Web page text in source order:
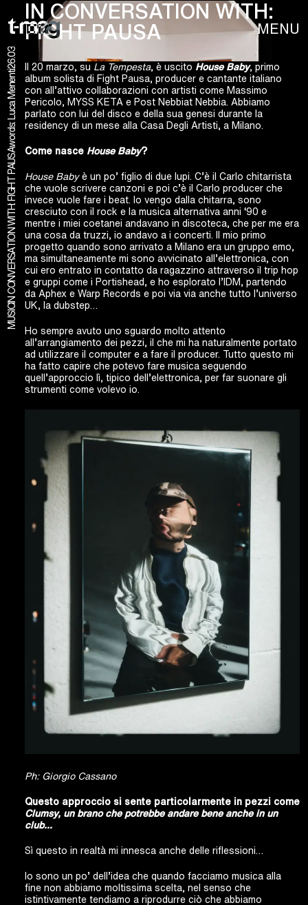
MENU
MUSIC
IN CONVERSATION WITH: FIGHT PAUSA
words: Luca Menenti
26.03
IN CONVERSATION WITH:
FIGHT PAUSA
Il 20 marzo, su La Tempesta, è uscito House Baby, primo
album solista di Fight Pausa, producer e cantante italiano
con all’attivo collaborazioni con artisti come Massimo
Pericolo, MYSS KETA e Post Nebbiat Nebbia. Abbiamo
parlato con lui del disco e della sua genesi durante la
residency di un mese alla Casa Degli Artisti, a Milano.
Come nasce House Baby?
House Babyè un po’ figlio di due lupi. C’è il Carlo chitarrista
che vuole scrivere canzoni e poi c’è il Carlo producer che
invece vuole fare i beat. Io vengo dalla chitarra, sono
cresciuto con il rock e la musica alternativa anni ‘90 e
mentre i miei coetanei andavano in discoteca, che per me era
una cosa da truzzi, io andavo a i concerti. Il mio primo
progetto quando sono arrivato a Milano era un gruppo emo,
ma simultaneamente mi sono avvicinato all’elettronica, con
cui ero entrato in contatto da ragazzino attraverso il trip hop
e gruppi come i Portishead, e ho esplorato l’IDM, partendo
da Aphex e Warp Records e poi via via anche tutto l’universo
UK, la dubstep…
Ho sempre avuto uno sguardo molto attento
all’arrangiamento dei pezzi, il che mi ha naturalmente portato
ad utilizzare il computer e a fare il producer. Tutto questo mi
ha fatto capire che potevo fare musica seguendo
quell’approccio lì, tipico dell’elettronica, per far suonare gli
strumenti come volevo io.
Ph: Giorgio Cassano
Questo approccio si sente particolarmente in pezzi come
Clumsy, un brano che potrebbe andare bene anche in un
club…
Sì questo in realtà mi innesca anche delle riflessioni…
Io sono un po’ dell’idea che quando facciamo musica alla
fine non abbiamo moltissima scelta, nel senso che
istintivamente tendiamo a riprodurre ciò che abbiamo